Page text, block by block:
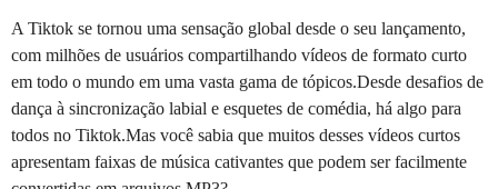
A Tiktok se tornou uma sensação global desde o seu lançamento,
com milhões de usuários compartilhando vídeos de formato curto
em todo o mundo em uma vasta gama de tópicos.Desde desafios de
dança à sincronização labial e esquetes de comédia, há algo para
todos no Tiktok.Mas você sabia que muitos desses vídeos curtos
apresentam faixas de música cativantes que podem ser facilmente